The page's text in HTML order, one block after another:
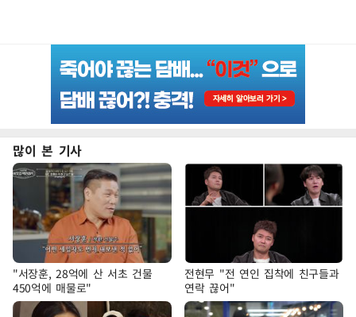
많이 본 기사
"서장훈, 28억에 산 서초 건물
450억에 매물로"
전현무 "전 연인 집착에 친구들과
연락 끊어"